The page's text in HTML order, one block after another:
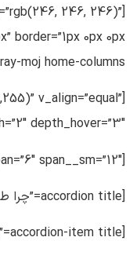
246, 246)”
border=”1px 0px 0px
moj home-columns”]
v_align=”equal”
depth_hover=”3″]
[col span=”6″ span__sm=”12″]
[accordion title=”چرا طراحی سایت وردپرس با همیار توسعه؟”]
[accordion-item title=”نیاز سنجی دقیق خواسته شما”]